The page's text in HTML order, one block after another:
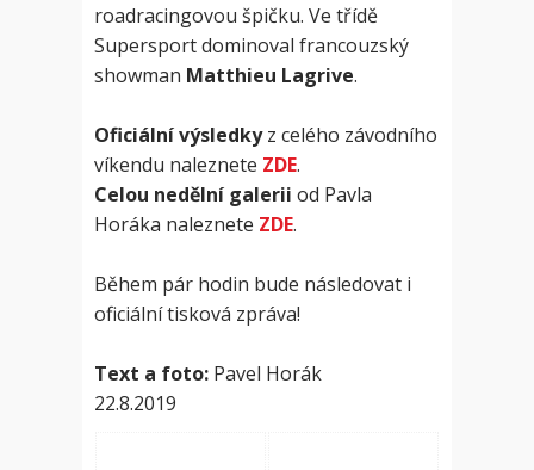
roadracingovou špičku. Ve třídě
Supersport dominoval francouzský
showman Matthieu Lagrive.
Oficiální výsledkyz celého závodního
víkendu naleznete ZDE.
Celou nedělní galerii od Pavla
Horáka naleznete ZDE.
Během pár hodin bude následovat i
oficiální tisková zpráva!
Text a foto: Pavel Horák
22.8.2019